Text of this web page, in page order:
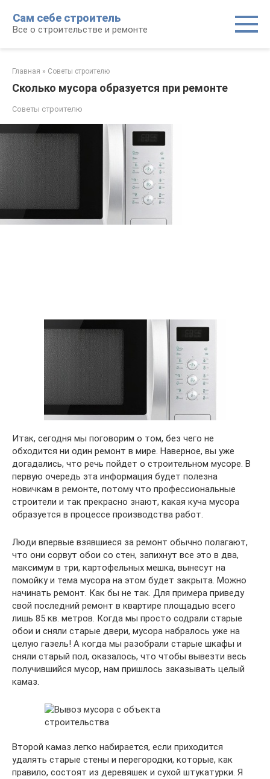
контенту
Сам себе строитель
Все о строительстве и ремонте
Главная » Советы строителю
Сколько мусора образуется при ремонте
Советы строителю
Итак, сегодня мы поговорим о том, без чего не
обходится ни один ремонт в мире. Наверное, вы уже
догадались, что речь пойдет о строительном мусоре. В
первую очередь эта информация будет полезна
новичкам в ремонте, потому что профессиональные
строители и так прекрасно знают, какая куча мусора
образуется в процессе производства работ.
Люди впервые взявшиеся за ремонт обычно полагают,
что они сорвут обои со стен, запихнут все это в два,
максимум в три, картофельных мешка, вынесут на
помойку и тема мусора на этом будет закрыта. Можно
начинать ремонт. Как бы не так. Для примера приведу
свой последний ремонт в квартире площадью всего
лишь 85 кв. метров. Когда мы просто содрали старые
обои и сняли старые двери, мусора набралось уже на
целую газель! А когда мы разобрали старые шкафы и
сняли старый пол, оказалось, что чтобы вывезти весь
получившийся мусор, нам пришлось заказывать целый
камаз.
Второй камаз легко набирается, если приходится
удалять старые стены и перегородки, которые, как
правило, состоят из деревяшек и сухой штукатурки. Я